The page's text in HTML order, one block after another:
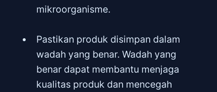
mikroorganisme.
Pastikan produk disimpan dalam
wadah yang benar. Wadah yang
benar dapat membantu menjaga
kualitas produk dan mencegah